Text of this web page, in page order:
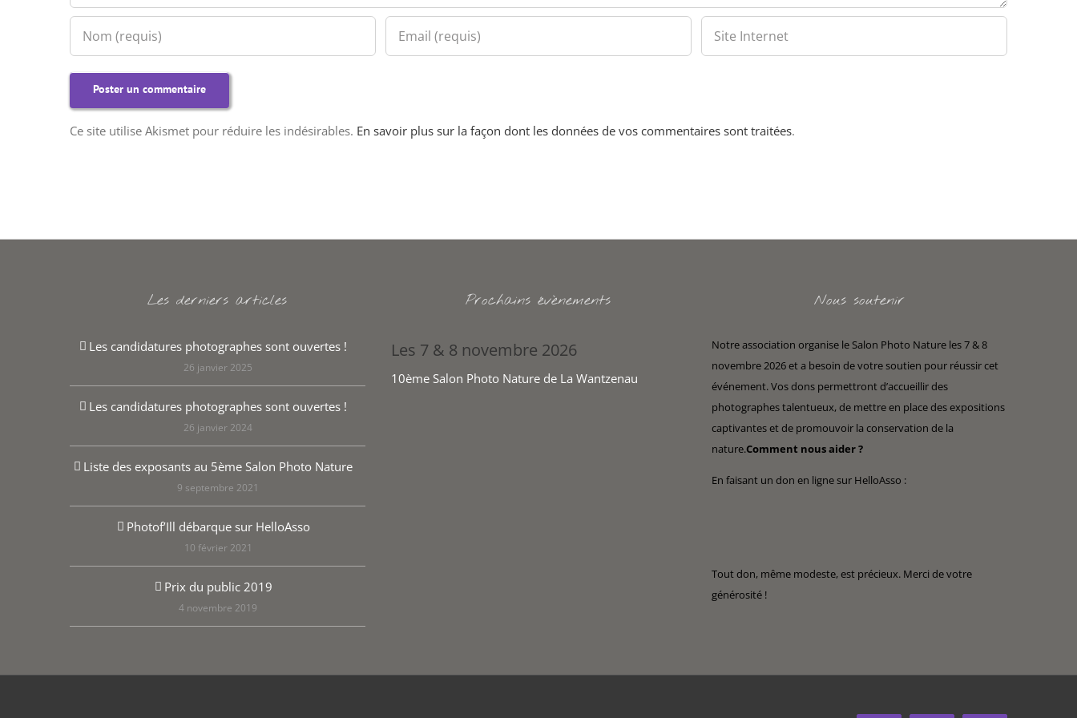
Ce site utilise Akismet pour réduire les indésirables. En savoir plus sur la façon dont les données de vos commentaires sont traitées.
Les derniers articles
Les candidatures photographes sont ouvertes !
26 janvier 2025
Les candidatures photographes sont ouvertes !
26 janvier 2024
Liste des exposants au 5ème Salon Photo Nature
9 septembre 2021
Photof’Ill débarque sur HelloAsso
10 février 2021
Prix du public 2019
4 novembre 2019
Prochains évènements
Les 7 & 8 novembre 2026
10ème Salon Photo Nature de La Wantzenau
Nous soutenir
Notre association organise le Salon Photo Nature les 7 & 8
novembre 2026 et a besoin de votre soutien pour réussir cet
événement. Vos dons permettront d’accueillir des
photographes talentueux, de mettre en place des expositions
captivantes et de promouvoir la conservation de la
nature.Comment nous aider ?
En faisant un don en ligne sur HelloAsso :
Tout don, même modeste, est précieux. Merci de votre
générosité !